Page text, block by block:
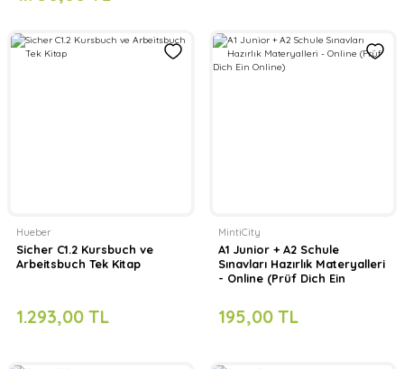
Hueber
Sicher C1.2 Kursbuch ve
Arbeitsbuch Tek Kitap
1.293,00 TL
MintiCity
A1 Junior + A2 Schule
Sınavları Hazırlık Materyalleri
- Online (Prüf Dich Ein
195,00 TL